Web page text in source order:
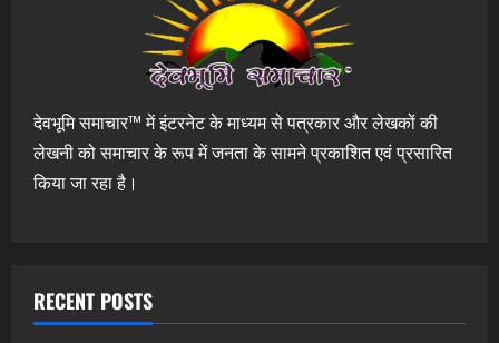
देवभूमि समाचार™ में इंटरनेट के माध्यम से पत्रकार और लेखकों की
लेखनी को समाचार के रूप में जनता के सामने प्रकाशित एवं प्रसारित
किया जा रहा है।
RECENT POSTS